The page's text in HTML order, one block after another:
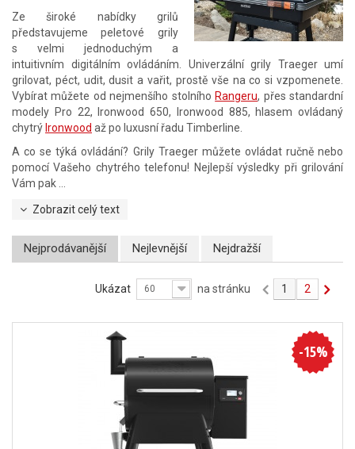
Ze široké nabídky grilů
představujeme peletové grily
s velmi jednoduchým a
intuitivním digitálním ovládáním. Univerzální grily Traeger umí
grilovat, péct, udit, dusit a vařit, prostě vše na co si vzpomenete.
Vybírat můžete od nejmenšího stolního Rangeru, přes standardní
modely Pro 22, Ironwood 650, Ironwood 885, hlasem ovládaný
chytrý Ironwood až po luxusní řadu Timberline.
A co se týká ovládání? Grily Traeger můžete ovládat ručně nebo
pomocí Vašeho chytrého telefonu! Nejlepší výsledky při grilování
Vám pak ...
Zobrazit celý text
Nejprodávanější Nejlevnější Nejdražší
Ukázat 60 na stránku 1 2
-15%